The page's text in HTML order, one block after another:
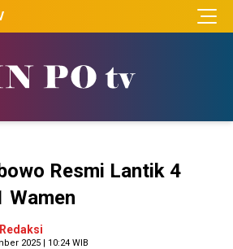
Resmi Lantik 4
Wamen
2025 | 10:24 WIB